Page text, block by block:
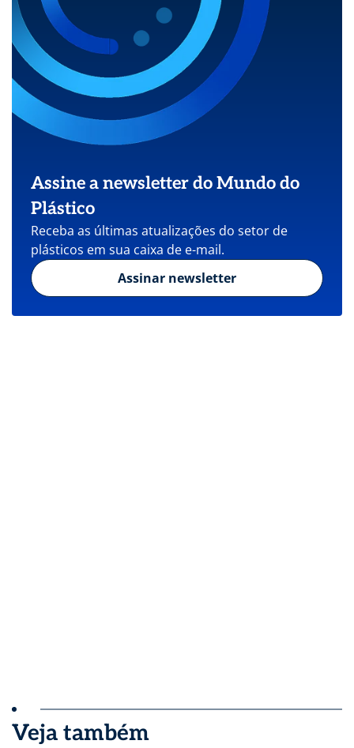
Assine a newsletter do Mundo do
Plástico
Receba as últimas atualizações do setor de
plásticos em sua caixa de e-mail.
Assinar newsletter
Veja também